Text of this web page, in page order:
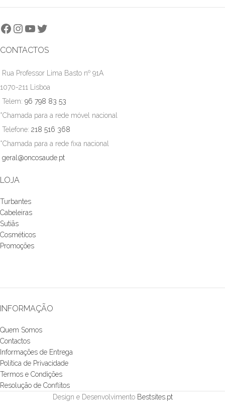
CONTACTOS
Rua Professor Lima Basto nº 91A
1070-211 Lisboa
Telem: 96 798 83 53
*Chamada para a rede móvel nacional
Telefone: 218 516 368
*Chamada para a rede fixa nacional
geral@oncosaude.pt
LOJA
Turbantes
Cabeleiras
Sutiãs
Cosméticos
Promoções
INFORMAÇÃO
Quem Somos
Contactos
Informações de Entrega
Política de Privacidade
Termos e Condições
Resolução de Conflitos
Design e Desenvolvimento Bestsites.pt